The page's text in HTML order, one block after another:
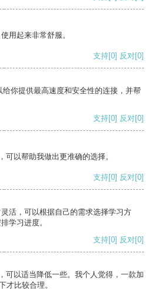
用起来非常舒服。
支持[0] 反对[0]
你提供最高速度和安全性的连接，并帮
支持[0] 反对[0]
可以帮助我做出更准确的选择。
支持[0] 反对[0]
活，可以根据自己的需求选择学习方
学习进度。
支持[0] 反对[0]
可以适当降低一些。我个人觉得，一款加
才比较合理。